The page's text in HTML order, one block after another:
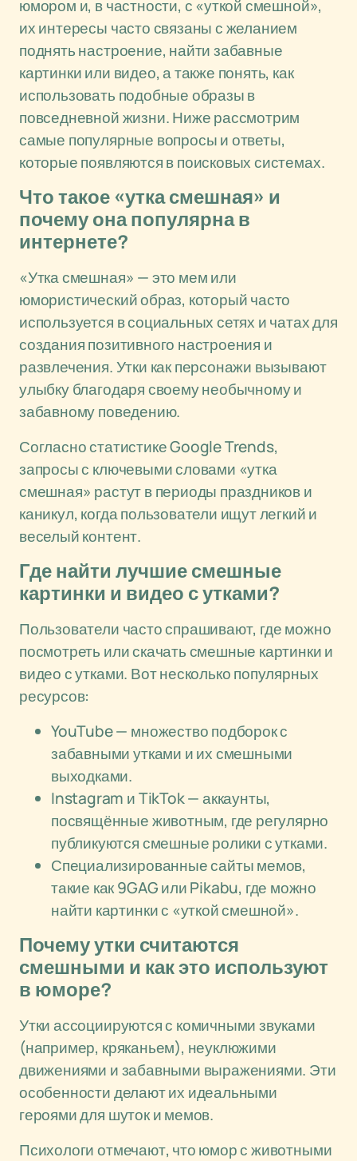
юмором и, в частности, с «уткой смешной»,
их интересы часто связаны с желанием
поднять настроение, найти забавные
картинки или видео, а также понять, как
использовать подобные образы в
повседневной жизни. Ниже рассмотрим
самые популярные вопросы и ответы,
которые появляются в поисковых системах.
Что такое «утка смешная» и
почему она популярна в
интернете?
«Утка смешная» — это мем или
юмористический образ, который часто
используется в социальных сетях и чатах для
создания позитивного настроения и
развлечения. Утки как персонажи вызывают
улыбку благодаря своему необычному и
забавному поведению.
Согласно статистике Google Trends,
запросы с ключевыми словами «утка
смешная» растут в периоды праздников и
каникул, когда пользователи ищут легкий и
веселый контент.
Где найти лучшие смешные
картинки и видео с утками?
Пользователи часто спрашивают, где можно
посмотреть или скачать смешные картинки и
видео с утками. Вот несколько популярных
ресурсов:
YouTube — множество подборок с
забавными утками и их смешными
выходками.
Instagram и TikTok — аккаунты,
посвящённые животным, где регулярно
публикуются смешные ролики с утками.
Специализированные сайты мемов,
такие как 9GAG или Pikabu, где можно
найти картинки с «уткой смешной».
Почему утки считаются
смешными и как это используют
в юморе?
Утки ассоциируются с комичными звуками
(например, кряканьем), неуклюжими
движениями и забавными выражениями. Эти
особенности делают их идеальными
героями для шуток и мемов.
Психологи отмечают, что юмор с животными